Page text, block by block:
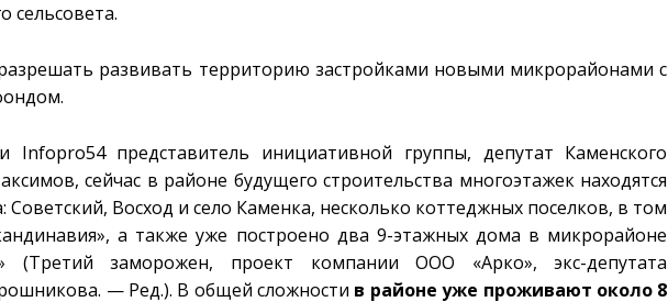
сельсовета.
развивать территорию застройками новыми микрорайонами с
Infopro54 представитель инициативной группы, депутат Каменского
сейчас в районе будущего строительства многоэтажек находятся
Советский, Восход и село Каменка, несколько коттеджных поселков, в том
а также уже построено два 9-этажных дома в микрорайоне
(Третий заморожен, проект компании ООО «Арко», экс-депутата
— Ред.). В общей сложности в районе уже проживают около 8